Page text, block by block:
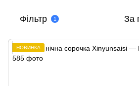
Фільтр 1 За
НОВИНКА